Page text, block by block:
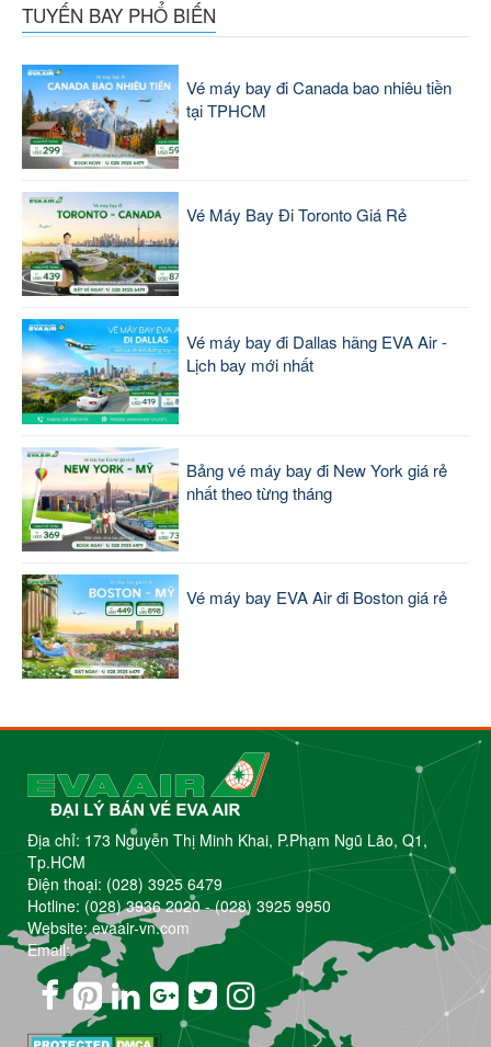
TUYẾN BAY PHỔ BIẾN
Vé máy bay đi Canada bao nhiêu tiền
tại TPHCM
Vé Máy Bay Đi Toronto Giá Rẻ
Vé máy bay đi Dallas hãng EVA Air -
Lịch bay mới nhất
Bảng vé máy bay đi New York giá rẻ
nhất theo từng tháng
Vé máy bay EVA Air đi Boston giá rẻ
Địa chỉ: 173 Nguyễn Thị Minh Khai, P.Phạm Ngũ Lão, Q1,
Tp.HCM
Điện thoại: (028) 3925 6479
Hotline: (028) 3936 2020-(028) 3925 9950
Website: evaair-vn.com
Email: